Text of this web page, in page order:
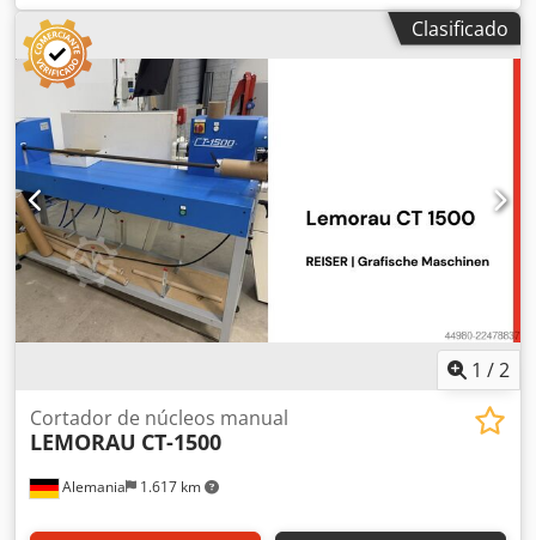
Clasificado
1 /2
Alemania 1.617 km
Cortador de núcleos manual
LEMORAU CT-1500